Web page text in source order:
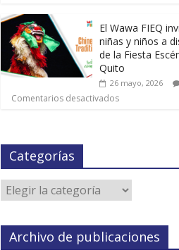
El Wawa FIEQ
niñas y niños a
de la Fiesta
Quito
26 mayo, 2026
Comentarios desactivados
Categorías
Archivo de publicaciones